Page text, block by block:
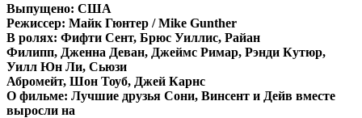
Выпущено: США
Режиссер: Майк Гюнтер / Mike Gunther
В ролях: Фифти Сент, Брюс Уиллис, Райан
Филипп, Дженна Деван, Джеймс Римар, Рэнди Кутюр,
Уилл Юн Ли, Сьюзи
Абромейт, Шон Тоуб, Джей Карнс
О фильме: Лучшие друзья Сони, Винсент и Дейв вместе
выросли на